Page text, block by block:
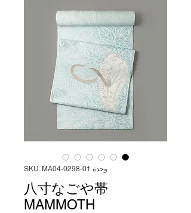
وحدة SKU: MA04-0298-01
八寸なごや帯
MAMMOTH